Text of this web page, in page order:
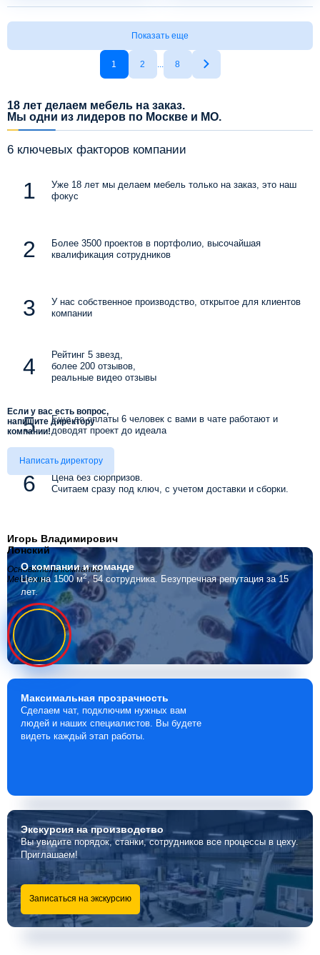
Показать еще
1 2 ... 8
18 лет делаем мебель на заказ.
Мы одни из лидеров по Москве и МО.
6 ключевых факторов компании
Уже 18 лет мы делаем мебель только на заказ, это наш
фокус
Более 3500 проектов в портфолио, высочайшая
квалификация сотрудников
У нас собственное производство, открытое для клиентов
компании
Рейтинг 5 звезд,
более 200 отзывов,
реальные видео отзывы
Еще до оплаты 6 человек с вами в чате работают и
доводят проект до идеала
Цена без сюрпризов.
Считаем сразу под ключ, с учетом доставки и сборки.
Если у вас есть вопрос,
напишите директору
компании!
Написать директору
Игорь Владимирович
Лонский
Основатель компании
Мебелино
О компаниии команде
Цех на 1500 м2, 54 сотрудника. Безупречная репутация за 15
лет.
Максимальная прозрачность
Сделаем чат, подключим нужных вам
людей и наших специалистов. Вы будете
видеть каждый этап работы.
Экскурсияна производство
Вы увидите порядок, станки, сотрудников все процессы в цеху.
Приглашаем!
Записаться на экскурсию